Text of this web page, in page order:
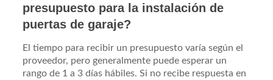
presupuesto para la instalación de
puertas de garaje?
El tiempo para recibir un presupuesto varía según el
proveedor, pero generalmente puede esperar un
rango de 1 a 3 días hábiles. Si no recibe respuesta en